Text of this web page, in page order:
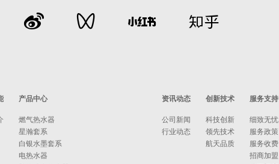
产品中心
燃气热水器
星瀚套系
白银水墨套系
电热水器
资讯动态
公司新闻
行业动态
创新技术
科技创新
领先技术
航天品质
服务支持
细致无忧
服务政策
服务收费
招商加盟